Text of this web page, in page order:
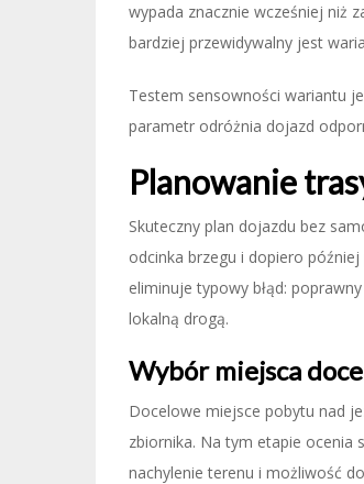
wypada znacznie wcześniej niż
bardziej przewidywalny jest
Testem sensowności wariantu
parametr odróżnia dojazd
Planowanie
Skuteczny plan dojazdu bez
odcinka brzegu i dopiero
eliminuje typowy błąd:
lokalną drogą.
Wybór miejsca
Docelowe miejsce pobytu nad
zbiornika. Na tym etapie ocenia
nachylenie terenu i możliwość